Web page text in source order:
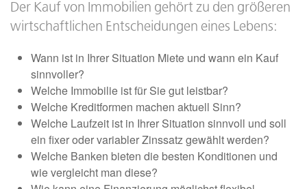
Der Kauf von Immobilien gehört zu den größeren
wirtschaftlichen Entscheidungen eines Lebens:
Wann ist in Ihrer Situation Miete und wann ein Kauf
sinnvoller?
Welche Immobilie ist für Sie gut leistbar?
Welche Kreditformen machen aktuell Sinn?
Welche Laufzeit ist in Ihrer Situation sinnvoll und soll
ein fixer oder variabler Zinssatz gewählt werden?
Welche Banken bieten die besten Konditionen und
wie vergleicht man diese?